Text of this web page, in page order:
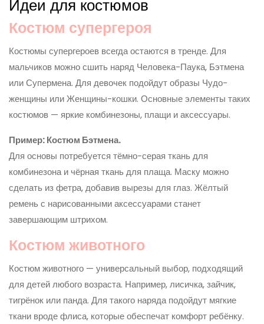
Идеи для костюмов
Костюм супергероя
Костюмы супергероев всегда остаются в тренде. Для
мальчиков можно сшить наряд Человека-Паука, Бэтмена
или Супермена. Для девочек подойдут образы Чудо-
женщины или Женщины-кошки. Основные элементы таких
костюмов — яркие комбинезоны, плащи и аксессуары.
Пример: Костюм Бэтмена.
Для основы потребуется тёмно-серая ткань для
комбинезона и чёрная ткань для плаща. Маску можно
сделать из фетра, добавив вырезы для глаз. Жёлтый
ремень с нарисованными аксессуарами станет
завершающим штрихом.
Костюм животного
Костюм животного — универсальный выбор, подходящий
для детей любого возраста. Например, лисичка, зайчик,
тигрёнок или панда. Для такого наряда подойдут мягкие
ткани вроде флиса, которые обеспечат комфорт ребёнку.